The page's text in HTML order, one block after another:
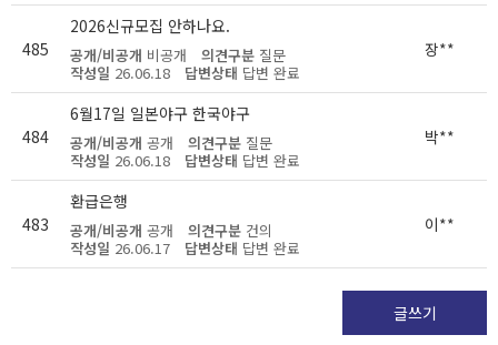
485
2026신규모집 안하나요.
공개/비공개 비공개 의견구분 질문
작성일 26.06.18 답변상태 답변 완료
장**
484
6월17일 일본야구 한국야구
공개/비공개 공개 의견구분 질문
작성일 26.06.18 답변상태 답변 완료
박**
483
환급은행
공개/비공개 공개 의견구분 건의
작성일 26.06.17 답변상태 답변 완료
이**
글쓰기